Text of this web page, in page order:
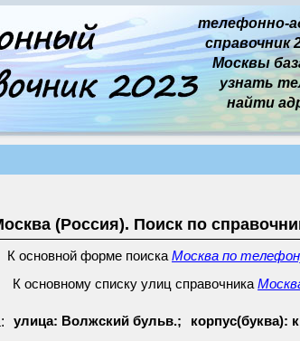
телефонно-
справочник
Москвы база
узнать тел.
найти
(Россия). Поиск по
К основной форме поиска Москва по
К основному списку улиц справочника
улица: Волжский бульв.; корпус(буква):